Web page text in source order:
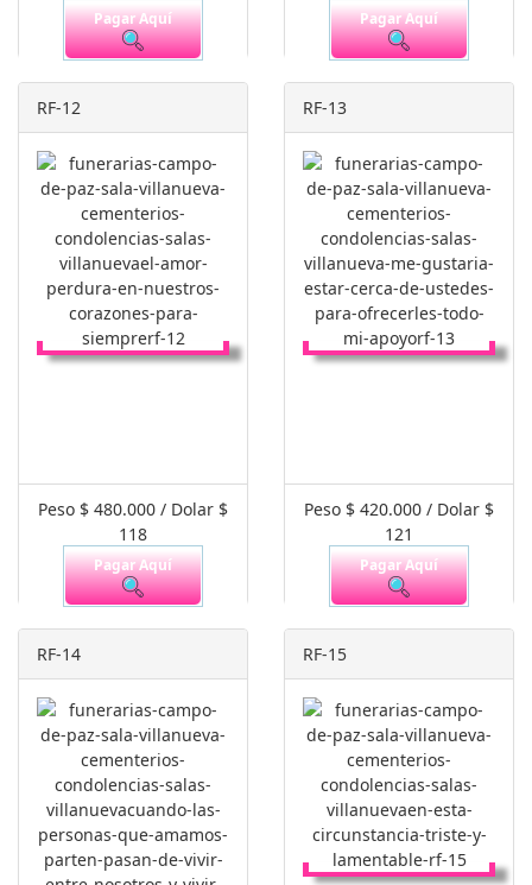
Pagar Aquí Pagar Aquí
RF-12
Peso $ 480.000 / Dolar $
118
Pagar Aquí
RF-13
Peso $ 420.000 / Dolar $
121
Pagar Aquí
RF-14 RF-15